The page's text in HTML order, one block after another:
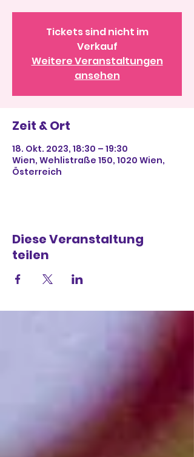
Tickets sind nicht im
Verkauf
Weitere Veranstaltungen
ansehen
Zeit & Ort
18. Okt. 2023, 18:30 – 19:30
Wien, Wehlistraße 150, 1020 Wien,
Österreich
Diese Veranstaltung
teilen